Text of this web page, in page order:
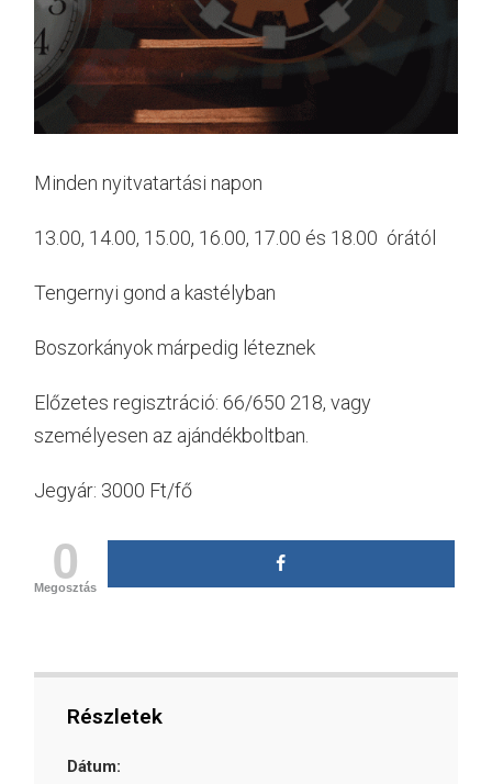
Minden nyitvatartási napon
13.00, 14.00, 15.00, 16.00, 17.00 és 18.00 órától
Tengernyi gond a kastélyban
Boszorkányok márpedig léteznek
Előzetes regisztráció: 66/650 218, vagy
személyesen az ajándékboltban.
Jegyár: 3000 Ft/fő
0
Megosztás
Részletek
Dátum: